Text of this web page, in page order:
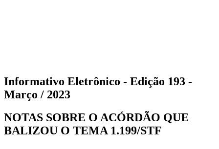
Informativo Eletrônico - Edição 193 -
Março / 2023
NOTAS SOBRE O ACÓRDÃO QUE
BALIZOU O TEMA 1.199/STF